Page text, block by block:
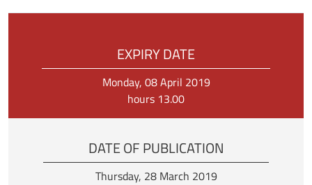
EXPIRY DATE
Monday, 08 April 2019
hours 13.00
DATE OF PUBLICATION
Thursday, 28 March 2019